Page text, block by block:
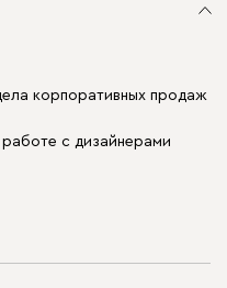
корпоративных продаж
с дизайнерами